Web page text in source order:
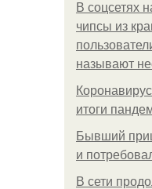
В соцсетях
чипсы из
называют
итоги
Бывший
и
В сети